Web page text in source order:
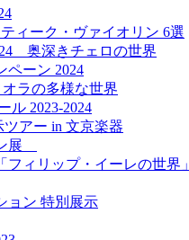
ィーク・ヴァイオリン 6選
奥深きチェロの世界
ペーン 2024
ラの多様な世界
ル 2023-2024
アー in 文京楽器
展
ィリップ・イーレの世界」
ョン 特別展示